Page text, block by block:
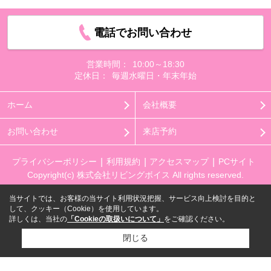
電話でお問い合わせ
営業時間：
10:00～18:30
定休日：
毎週水曜日・年末年始
ホーム 会社概要
お問い合わせ 来店予約
プライバシーポリシー 利用規約 アクセスマップ
PCサイト
Copyright(c) 株式会社リビングボイス All rights reserved.
当サイトでは、お客様の当サイト利用状況把握、サービス向上検討を目的と
して、クッキー（Cookie）を使用しています。
詳しくは、当社の 「Cookieの取扱いについて」 をご確認ください。
閉じる